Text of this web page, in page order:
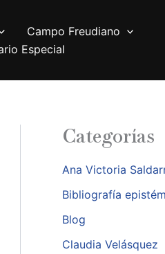
Campo Freudiano
Especial
Categorías
Ana Victoria
Bibliografía
Blog
Claudia Velásquez